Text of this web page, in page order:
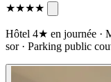
★★★★
Hôtel 4★ en journée ·
sor · Parking public